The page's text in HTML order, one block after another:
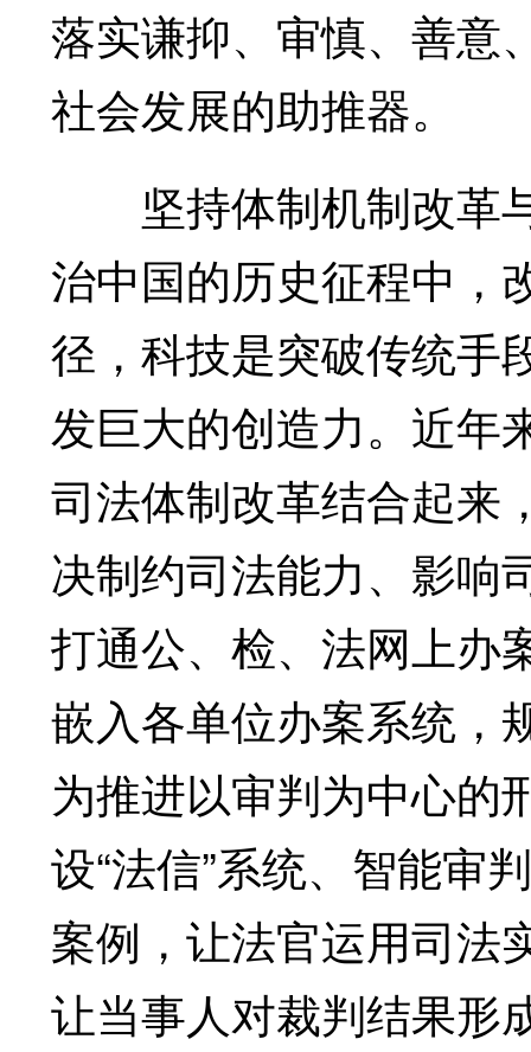
落实谦抑、审慎、善意
社会发展的助推器。
坚持体制机制改革
治中国的历史征程中，
径，科技是突破传统手
发巨大的创造力。近年
司法体制改革结合起来
决制约司法能力、影响
打通公、检、法网上办
嵌入各单位办案系统，
为推进以审判为中心的
设“法信”系统、智能审
案例，让法官运用司法
让当事人对裁判结果形